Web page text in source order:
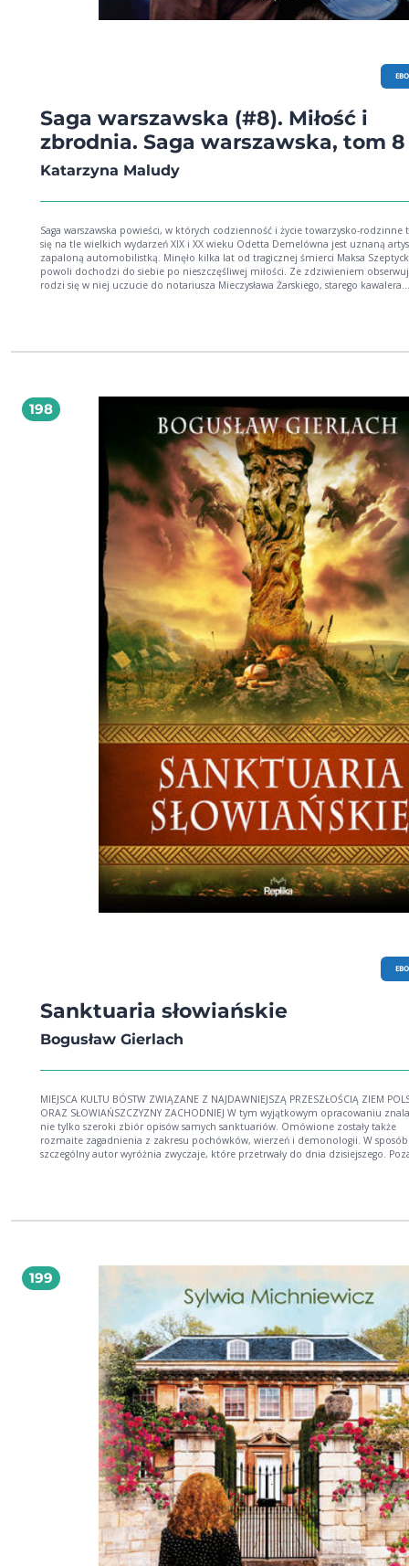
Saga warszawska (#8). Miłość i
zbrodnia. Saga warszawska, tom 8
Katarzyna Maludy
Saga warszawska powieści, w których codzienność i życie towarzysko-rodzinne toczą
się na tle wielkich wydarzeń XIX i XX wieku Odetta Demelówna jest uznaną artystką i
zapaloną automobilistką. Minęło kilka lat od tragicznej śmierci Maksa
powoli dochodzi do siebie po nieszczęśliwej miłości. Ze zdziwieniem
rodzi się w niej uczucie do notariusza Mieczysława Żarskiego, starego kawalera
do Warszawy, wejdzie do Łaźni pod Messalką na Krakowskim Przedmieściu i
obraz społeczeństwa i panujących w nim relacji to największe atuty tej sagi.
całego serca. Edyta Świętek, autorka sag: Spacer Aleją Róż, Sandomierskie wzgórza,
Saga krynicka
198
Sanktuaria słowiańskie
Bogusław Gierlach
MIEJSCA KULTU BÓSTW ZWIĄZANE Z NAJDAWNIEJSZĄ PRZESZŁOŚCIĄ ZIEM
ORAZ SŁOWIAŃSZCZYZNY ZACHODNIEJ W tym wyjątkowym opracowaniu
nie tylko szeroki zbiór opisów samych sanktuariów. Omówione zostały także
rozmaite zagadnienia z zakresu pochówków, wierzeń i demonologii. W sposób
szczególny autor wyróżnia zwyczaje, które przetrwały do dnia dzisiejszego.
Uczestniczył w badaniach terenowych m.in. w Wyszogrodzie, Pułtusku, Wiślicy
Wydziału Pedagogiki i Kultury.
199